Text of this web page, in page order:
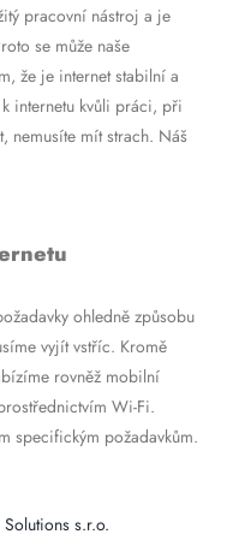
pracovní nástroj a je
se může naše
že je internet stabilní a
internetu kvůli práci, při
nemusíte mít strach. Náš
ohledně způsobu
vyjít vstříc. Kromě
rovněž mobilní
Wi-Fi.
specifickým požadavkům.
s.r.o.